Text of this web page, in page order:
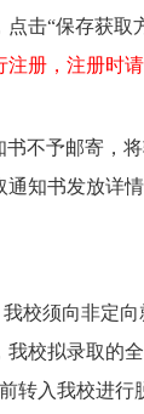
击“保存获取
册，注册时
不予邮寄，将
通知书发放详
校须向非定向
校拟录取的
前转入我校进行